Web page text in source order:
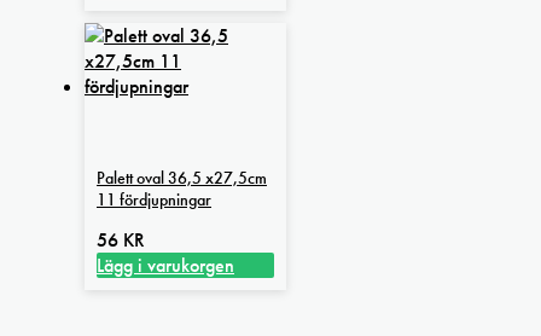
här
produkten
har
olika
alternativen
kan
väljas
Palett oval 36,5 x27,5cm
11 fördjupningar
56 KR
Lägg i varukorgen